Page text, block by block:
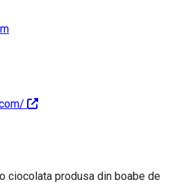
ciocolata produsa din boabe de